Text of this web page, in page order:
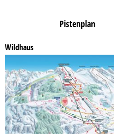
Pistenplan
Wildhaus